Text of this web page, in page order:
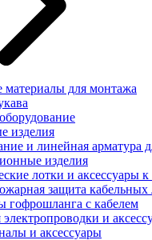
материалы для монтажа
изделия
и линейная арматура
изделия
лотки и аксессуары
защита
гофрошланга с кабелем
и
и аксессуары